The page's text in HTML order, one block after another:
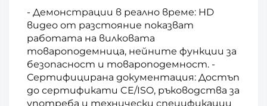
- Демонстрации в реално време: HD
видео от разстояние показват
работата на вилковата
товароподемница, нейните функции за
безопасност и товароподемност. -
Сертифицирана документация: Достъп
до сертификати CE/ISO, ръководства за
употреба и технически спецификации